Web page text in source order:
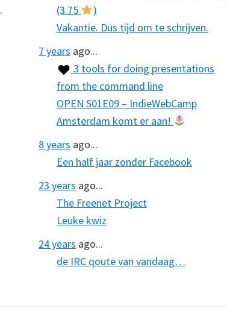
.
(3.75
)
Vakantie. Dus tijd om te schrijven.
7 years ago...
3 tools for doing presentations
from the command line
OPEN S01E09 – IndieWebCamp
Amsterdam komt er aan!
8 years ago...
Een half jaar zonder Facebook
23 years ago...
The Freenet Project
Leuke kwiz
24 years ago...
de IRC qoute van vandaag…